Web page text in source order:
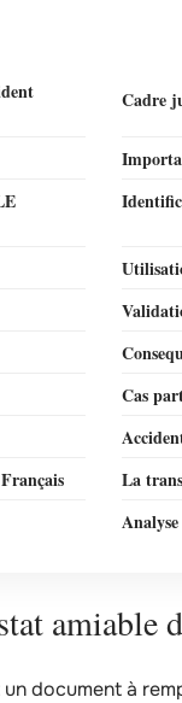
Cadre
Cas
La
amiable
document à